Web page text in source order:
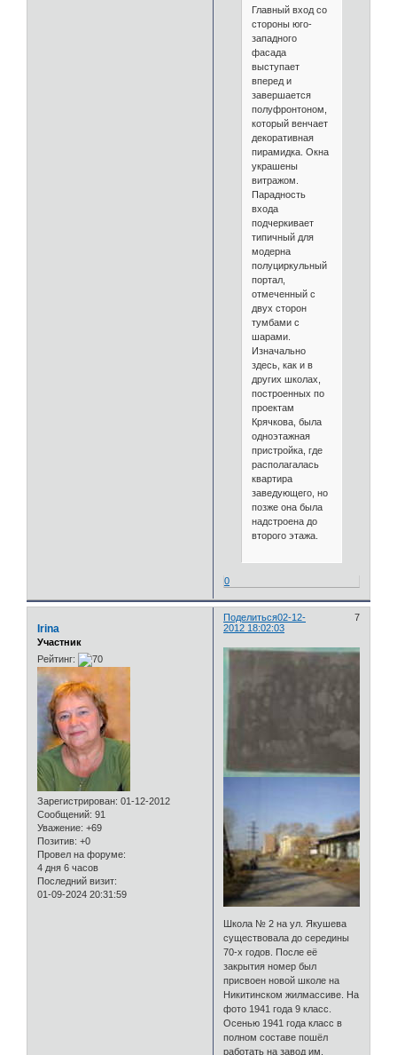
Главный вход со
стороны юго-
западного
фасада
выступает
вперед и
завершается
полуфронтоном,
который венчает
декоративная
пирамидка. Окна
украшены
витражом.
Парадность
входа
подчеркивает
типичный для
модерна
полуциркульный
портал,
отмеченный с
двух сторон
тумбами с
шарами.
Изначально
здесь, как и в
других школах,
построенных по
проектам
Крячкова, была
одноэтажная
пристройка, где
располагалась
квартира
заведующего, но
позже она была
надстроена до
второго этажа.
0
Поделиться 7
02-12-
2012 18:02:03
Irina
Участник
Рейтинг:
Зарегистрирован: 01-12-2012
Сообщений: 91
Уважение: +69
Позитив: +0
Провел на форуме:
4 дня 6 часов
Последний визит:
01-09-2024 20:31:59
Школа № 2 на ул. Якушева
существовала до середины
70-х годов. После её
закрытия номер был
присвоен новой школе на
Никитинском жилмассиве. На
фото 1941 года 9 класс.
Осенью 1941 года класс в
полном составе пошёл
работать на завод им.